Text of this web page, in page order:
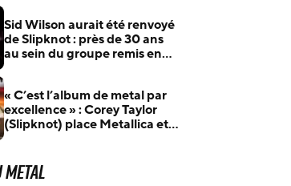
Sid Wilson aurait été renvoyé
de Slipknot : près de 30 ans
au sein du groupe remis en
« C’est l’album de metal par
excellence » : Corey Taylor
(Slipknot) place Metallica et
Metal